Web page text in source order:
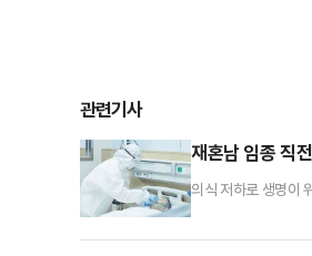
관련기사
재혼남 임종 직
의식 저하로 생명이
의로 기소된 A씨에